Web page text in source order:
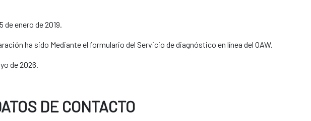
de enero de 2019.
ha sido Mediante el formulario del Servicio de diagnóstico en línea del OAW.
de 2026.
DE CONTACTO